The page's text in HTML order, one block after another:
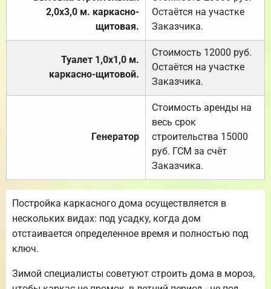
2,0х3,0 м. каркасно-
щитовая.
Остаётся на участке
Заказчика.
Туалет 1,0х1,0 м.
каркасно-щитовой.
Стоимость 12000 руб.
Остаётся на участке
Заказчика.
Генератор
Стоимость аренды на
весь срок
строительства 15000
руб. ГСМ за счёт
Заказчика.
Постройка каркасного дома осуществляется в
нескольких видах: под усадку, когда дом
отстаивается определенное время и полностью под
ключ.
Зимой специалисты советуют строить дома в мороз,